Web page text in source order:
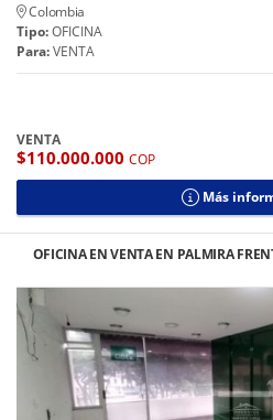
Colombia
Tipo:OFICINA
Para:VENTA
VENTA
$110.000.000 COP
Más
OFICINA EN VENTA EN PALMIRA